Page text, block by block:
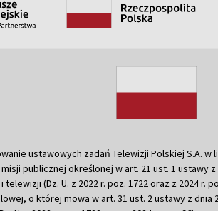
ustawowych zadań Telewizji Polskiej S.A. w
publicznej określonej w art. 21 ust. 1 ustawy z
telewizji (Dz. U. z 2022 r. poz. 1722 oraz z 2024 r.
o której mowa w art. 31 ust. 2 ustawy z dnia